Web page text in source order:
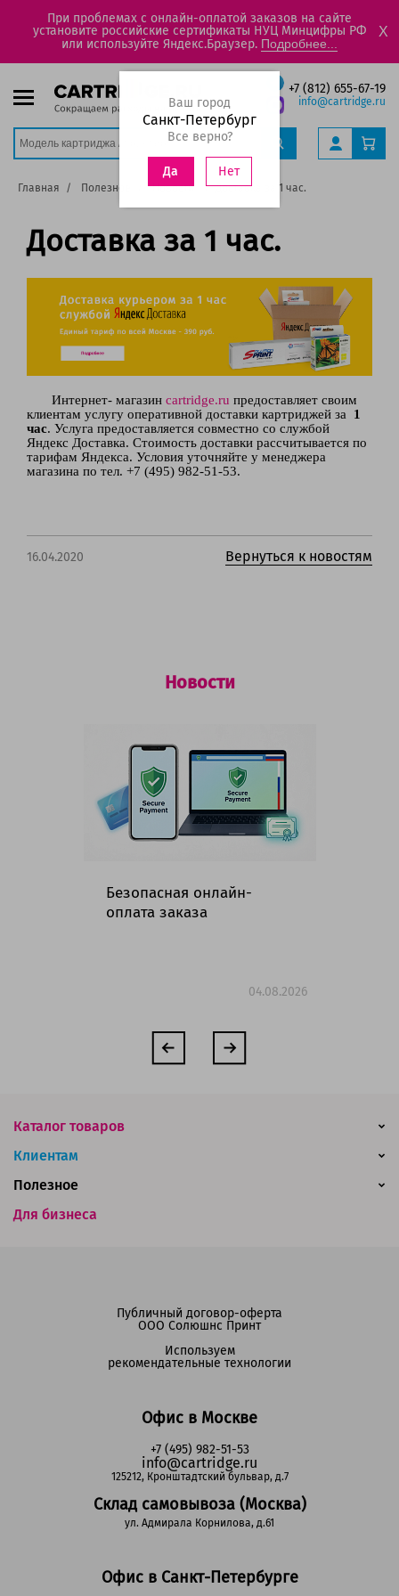
При проблемах с онлайн-оплатой заказов на сайте
установите российские сертификаты НУЦ Минцифры РФ
или используйте Яндекс.Браузер. Подробнее...
X
+7 (812) 655-67-19
info@cartridge.ru
Ваш город
Санкт-Петербург
Все верно?
Да Нет
Главная Полезное Новости Доставка за 1 час.
Доставка за 1 час.
Интернет- магазин cartridge.ru предоставляет своим
клиентам услугу оперативной доставки картриджей за 1
час. Услуга предоставляется совместно со службой
Яндекс Доставка. Стоимость доставки рассчитывается по
тарифам Яндекса. Условия уточняйте у менеджера
магазина по тел. +7 (495) 982-51-53.
16.04.2020 Вернуться к новостям
Новости
Безопасная онлайн-
оплата заказа
04.08.2026
Каталог товаров
Клиентам
Для бизнеса
Полезное
Офис в Москве
+7 (495) 982-51-53
info@cartridge.ru
125212, Кронштадтский бульвар, д.7
Склад самовывоза (Москва)
ул. Адмирала Корнилова, д.61
Офис в Санкт-Петербурге
Публичный договор-оферта
ООО Солюшнс Принт
Используем
рекомендательные технологии